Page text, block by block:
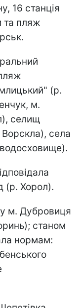
16 станція
та пляж
(р.
м.
селищ
села
водосховище).
(р. Хорол).
м. Дубровиця
станом
нормам: